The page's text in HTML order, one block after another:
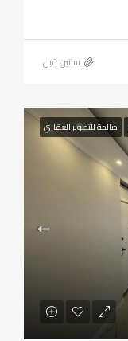
‏سنتين قبل
صالحة للتطوير العقاري